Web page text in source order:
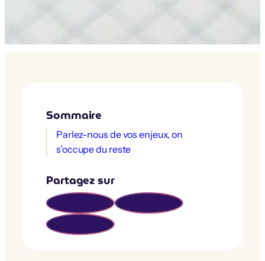
Sommaire
Parlez-nous de vos enjeux, on
s’occupe du reste
Partagez sur